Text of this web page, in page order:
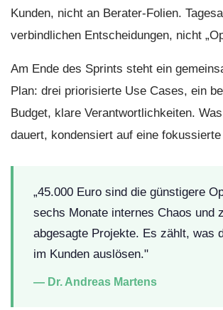
Kunden, nicht an Berater-Folien.
verbindlichen Entscheidungen, nicht
Am Ende des Sprints steht ein
Plan: drei priorisierte Use Cases, ein
Budget, klare Verantwortlichkeiten.
dauert, kondensiert auf eine
„45.000 Euro sind die günstigere
sechs Monate internes Chaos und
abgesagte Projekte. Es zählt, was
im Kunden auslösen."
— Dr. Andreas Martens